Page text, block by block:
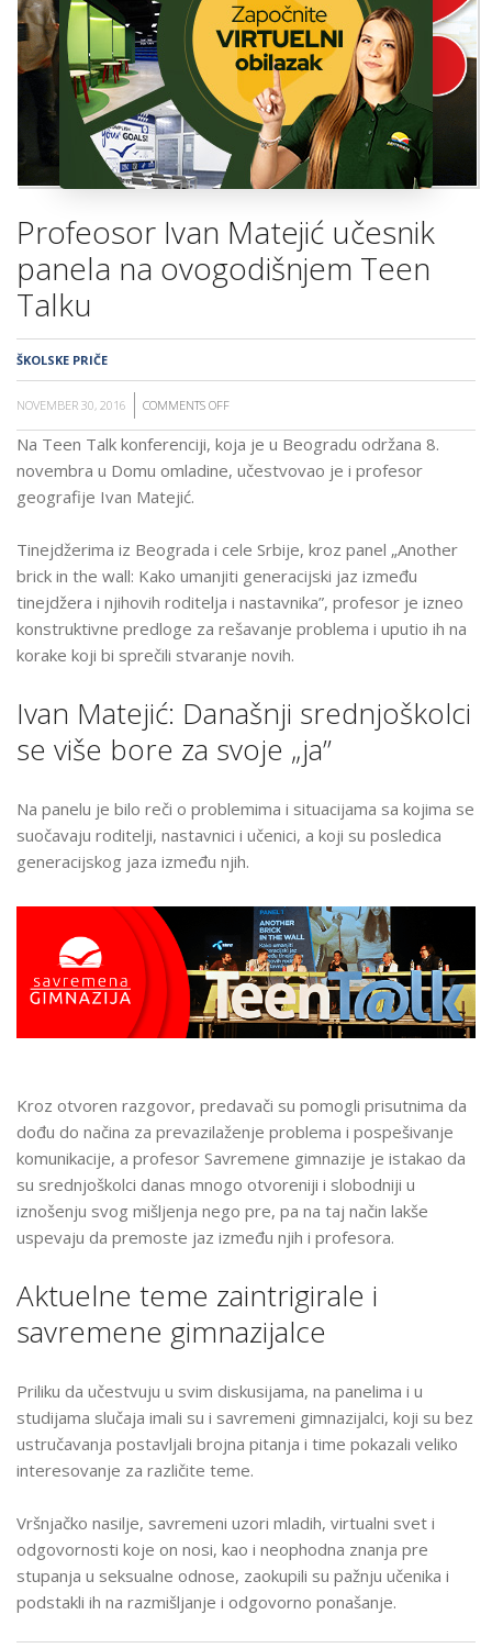
ŠKOLA
Profeosor Ivan Matejić učesnik
panela na ovogodišnjem Teen
Talku
ŠKOLSKE PRIČE
NOVEMBER 30, 2016 COMMENTS OFF
PROFEOSOR
IVAN
MATEJIĆ
OVOGODIŠNJEM
Na Teen Talk konferenciji, koja je u Beogradu održana 8.
novembra u Domu omladine, učestvovao je i profesor
geografije Ivan Matejić.
Tinejdžerima iz Beograda i cele Srbije, kroz panel „Another
brick in the wall: Kako umanjiti generacijski jaz između
tinejdžera i njihovih roditelja i nastavnika”, profesor je izneo
konstruktivne predloge za rešavanje problema i uputio ih na
korake koji bi sprečili stvaranje novih.
Ivan Matejić: Današnji srednjoškolci
se više bore za svoje „ja”
Na panelu je bilo reči o problemima i situacijama sa kojima se
suočavaju roditelji, nastavnici i učenici, a koji su posledica
generacijskog jaza između njih.
Kroz otvoren razgovor, predavači su pomogli prisutnima da
dođu do načina za prevazilaženje problema i pospešivanje
komunikacije, a profesor Savremene gimnazije je istakao da
su srednjoškolci danas mnogo otvoreniji i slobodniji u
iznošenju svog mišljenja nego pre, pa na taj način lakše
uspevaju da premoste jaz između njih i profesora.
Aktuelne teme zaintrigirale i
savremene gimnazijalce
Priliku da učestvuju u svim diskusijama, na panelima i u
studijama slučaja imali su i savremeni gimnazijalci, koji su bez
ustručavanja postavljali brojna pitanja i time pokazali veliko
interesovanje za različite teme.
Vršnjačko nasilje, savremeni uzori mladih, virtualni svet i
odgovornosti koje on nosi, kao i neophodna znanja pre
stupanja u seksualne odnose, zaokupili su pažnju učenika i
podstakli ih na razmišljanje i odgovorno ponašanje.